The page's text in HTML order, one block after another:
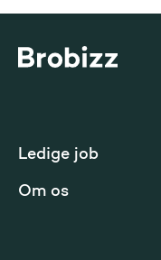
Ledige job
Om os